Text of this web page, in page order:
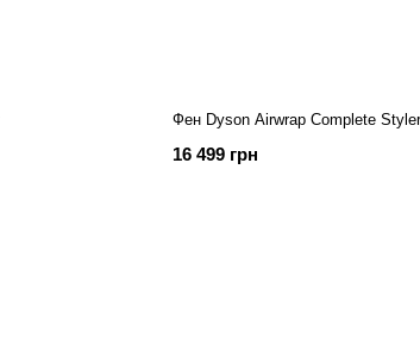
Фен Dyson Airwrap Complete Styler
16 499 грн